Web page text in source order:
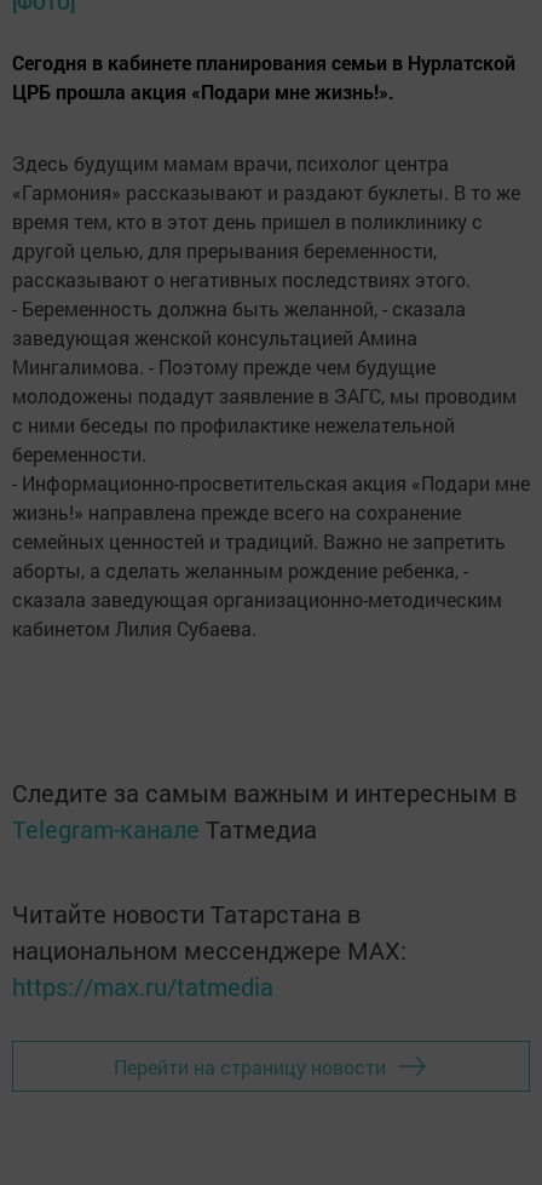
Сегодня в кабинете планирования семьи в Нурлатской
ЦРБ прошла акция «Подари мне жизнь!».
Здесь будущим мамам врачи, психолог центра
«Гармония» рассказывают и раздают буклеты. В то же
время тем, кто в этот день пришел в поликлинику с
другой целью, для прерывания беременности,
рассказывают о негативных последствиях этого.
- Беременность должна быть желанной, - сказала
заведующая женской консультацией Амина
Мингалимова. - Поэтому прежде чем будущие
молодожены подадут заявление в ЗАГС, мы проводим
с ними беседы по профилактике нежелательной
беременности.
- Информационно-просветительская акция «Подари мне
жизнь!» направлена прежде всего на сохранение
семейных ценностей и традиций. Важно не запретить
аборты, а сделать желанным рождение ребенка, -
сказала заведующая организационно-методическим
кабинетом Лилия Субаева.
Следите за самым важным и интересным в
Telegram-канале Татмедиа
Читайте новости Татарстана в
национальном мессенджере MАХ:
https://max.ru/tatmedia
Перейти на страницу новости